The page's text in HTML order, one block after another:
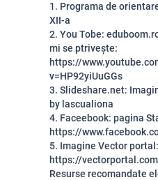
1. Programa de
XII-a
2. You Tobe:
mi se ptrivește:
https://
v=HP92yiUuGGs
3. Slideshare.net:
by lascualiona
4. Faceebook: pagina
https://
5. Imagine Vector portal:
https://
Resurse recomandate